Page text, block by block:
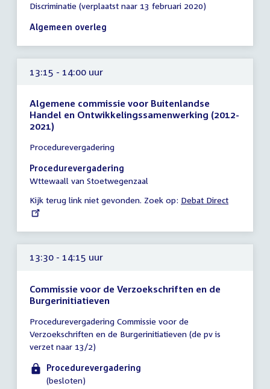
vergadering
13:00
15:00
uur
Discriminatie (verplaatst naar 13 februari 2020)
Algemeen overleg
13:15 - 14:00 uur
Algemene commissie voor Buitenlandse
Handel en Ontwikkelingssamenwerking (2012-
2021)
vergadering
13:15
-
uur
Procedurevergadering
Procedurevergadering
Wttewaall van Stoetwegenzaal
Kijk terug link niet gevonden. Zoek op: External
Debat Direct
13:30 - 14:15 uur
Commissie voor de Verzoekschriften en de
Burgerinitiatieven
vergadering
13:30
-
14:15
uur
Procedurevergadering Commissie voor de
Verzoekschriften en de Burgerinitiatieven (de pv is
verzet naar 13/2)
Procedurevergadering
(besloten)